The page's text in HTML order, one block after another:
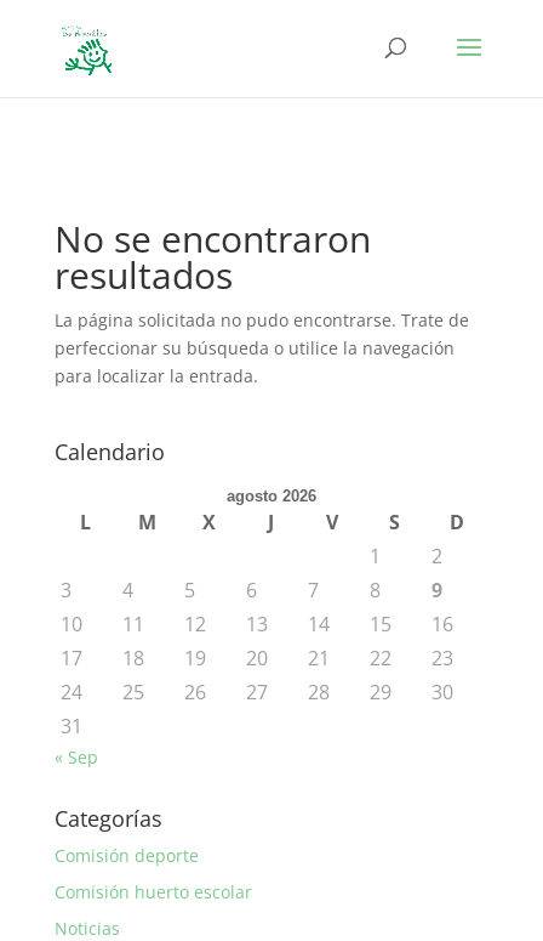
No se encontraron
resultados
La página solicitada no pudo encontrarse. Trate de
perfeccionar su búsqueda o utilice la navegación
para localizar la entrada.
Calendario
agosto 2026
L M X J V S
D
1
2
3
4 5 6 7 8
9
10
11 12 13 14 15
16
17
18 19 20 21 22
23
24
25 26 27 28 29
30
31
« Sep
Categorías
Comisión deporte
Comisión huerto escolar
Noticias